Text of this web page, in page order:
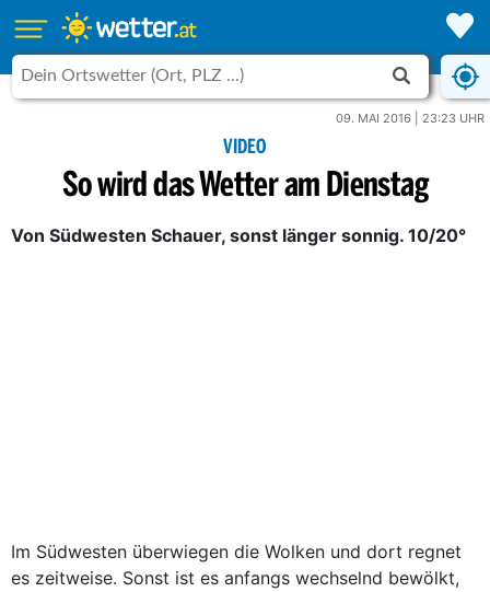
09. MAI 2016 | 23:23 UHR
VIDEO
So wird das Wetter am Dienstag
Von Südwesten Schauer, sonst länger sonnig. 10/20°
Im Südwesten überwiegen die Wolken und dort regnet
es zeitweise. Sonst ist es anfangs wechselnd bewölkt,